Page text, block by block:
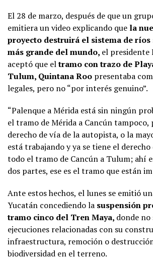
El 28 de marzo, después de que un
emitiera un video explicando que la
proyecto destruirá el sistema de
más grande del mundo, el presidente
aceptó que eltramo con trazo de
Tulum, Quintana Roo presentaba
legales, pero no “por interés genuino”.
“Palenque a Mérida está sin ningún
el tramo de Mérida a Cancún tampoco,
derecho de vía de la autopista, o la
está trabajando y ya se tiene el derecho
todo el tramo de Cancún a Tulum; ahí
dos partes, ese es el tramo que están
Ante estos hechos, el lunes se emitió
Yucatán concediendo la suspensión
tramo cinco del Tren Maya, donde
ejecuciones relacionadas con su
infraestructura, remoción o
biodiversidad en el terreno.